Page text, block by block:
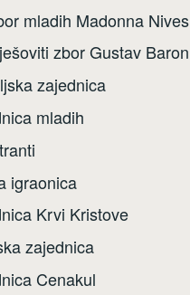
mladih Madonna Nives
zbor Gustav Baron
zajednica
mladih
igraonica
Krvi Kristove
zajednica
Cenakul